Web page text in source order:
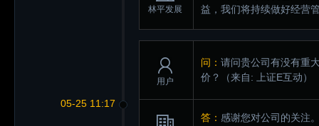
林平发展
益，我们将持续做好经营
05-25 11:17
用户
问： 请问贵公司有没有重
价？
（来自: 上证E互动）
答： 感谢您对公司的关注